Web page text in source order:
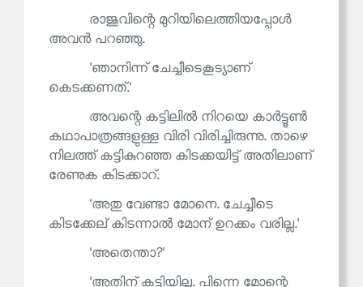
രാജുവിന്റെ മുറിയിലെത്തിയപ്പോൾ
അവൻ പറഞ്ഞു.
'ഞാനിന്ന് ചേച്ചീടെകൂട്യാണ്
കെടക്കണത്.'
അവന്റെ കട്ടിലിൽ നിറയെ കാർട്ടൂൺ
കഥാപാത്രങ്ങളുള്ള വിരി വിരിച്ചിരുന്നു. താഴെ
നിലത്ത് കട്ടികുറഞ്ഞ കിടക്കയിട്ട് അതിലാണ്
രേണുക കിടക്കാറ്.
'അതു വേണ്ടാ മോനെ. ചേച്ചീടെ
കിടക്കേല് കിടന്നാൽ മോന് ഉറക്കം വരില്ല.'
'അതെന്താ?'
'അതിന് കട്ടിയില്ല. പിന്നെ മോന്റെ